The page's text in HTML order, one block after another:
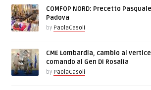
COMFOP NORD: Precetto
Padova
by PaolaCasoli
CME Lombardia, cambio al
comando al Gen Di Rosalia
by PaolaCasoli